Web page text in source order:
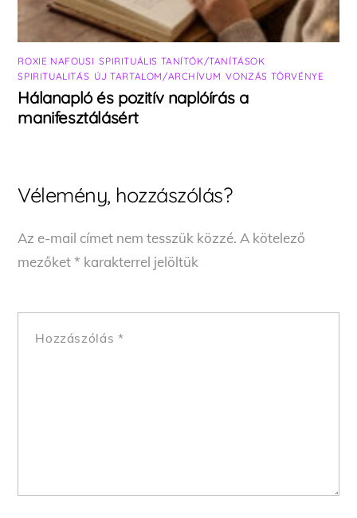
ROXIE NAFOUSI ,SPIRITUÁLIS TANÍTÓK/TANÍTÁSOK
SPIRITUALITÁS ÚJ TARTALOM/ARCHÍVUM ,VONZÁS TÖRVÉNYE
Hálanapló és pozitív naplóírás a
manifesztálásért
Vélemény, hozzászólás?
Az e-mail címet nem tesszük közzé. A kötelező
mezőket* karakterrel jelöltük
Hozzászólás *